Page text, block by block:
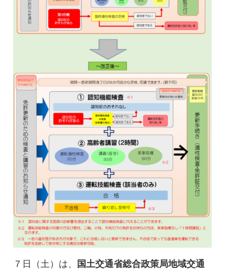
７日（土）は、
国土交通省総合政策局地域交通